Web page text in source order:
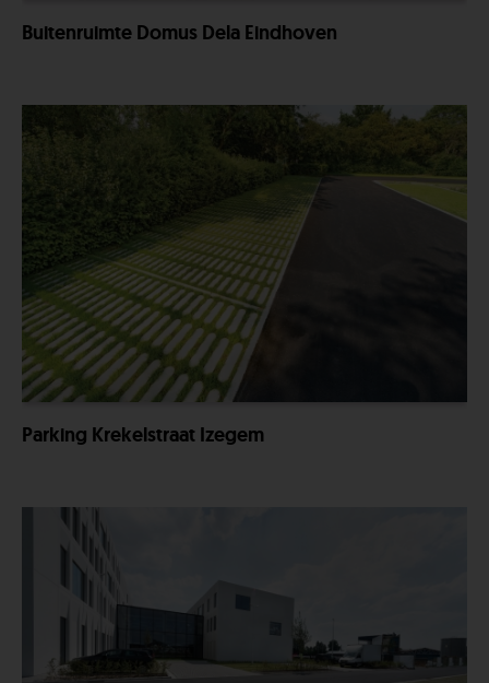
Buitenruimte Domus Dela Eindhoven
Parking Krekelstraat Izegem